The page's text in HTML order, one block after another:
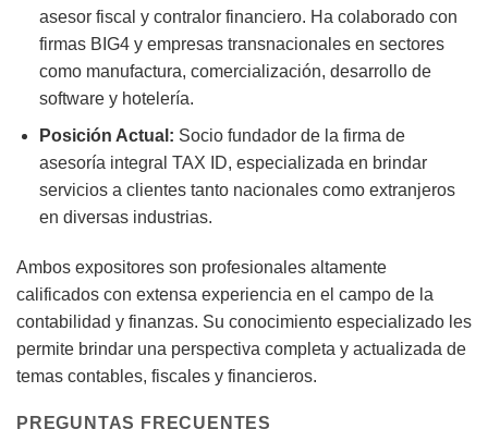
asesor fiscal y contralor financiero. Ha colaborado con
firmas BIG4 y empresas transnacionales en sectores
como manufactura, comercialización, desarrollo de
software y hotelería.
Posición Actual: Socio fundador de la firma de
asesoría integral TAX ID, especializada en brindar
servicios a clientes tanto nacionales como extranjeros
en diversas industrias.
Ambos expositores son profesionales altamente
calificados con extensa experiencia en el campo de la
contabilidad y finanzas. Su conocimiento especializado les
permite brindar una perspectiva completa y actualizada de
temas contables, fiscales y financieros.
PREGUNTAS FRECUENTES